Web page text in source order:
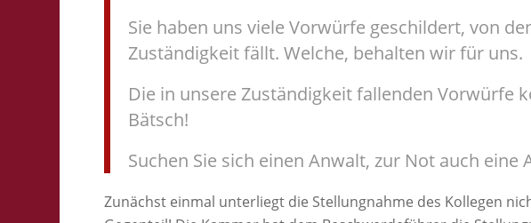
Sie haben uns viele Vorwürfe geschildert, von
Zuständigkeit fällt. Welche, behalten wir für uns.
Die in unsere Zuständigkeit fallenden Vorwürfe
Bätsch!
Suchen Sie sich einen Anwalt, zur Not auch eine
Zunächst einmal unterliegt die Stellungnahme des Kollegen